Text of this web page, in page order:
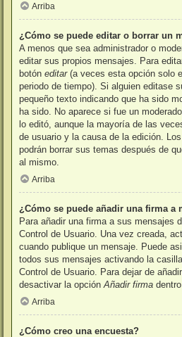
Arriba
¿Cómo se puede editar o borrar un
A menos que sea administrador o
editar sus propios mensajes. Para
botón editar(a veces esta opción solo
periodo de tiempo). Si alguien editase
pequeño texto indicando que ha sido
ha sido. No aparece si fue un
lo editó, aunque la mayoría de las
de usuario y la causa de la edición.
podrán borrar sus temas después de
al mismo.
Arriba
¿Cómo se puede añadir una firma a
Para añadir una firma a sus mensajes
Control de Usuario. Una vez creada,
cuando publique un mensaje. Puede
todos sus mensajes activando la
Control de Usuario. Para dejar de
desactivar la opción Añadir firma dentro
Arriba
¿Cómo creo una encuesta?